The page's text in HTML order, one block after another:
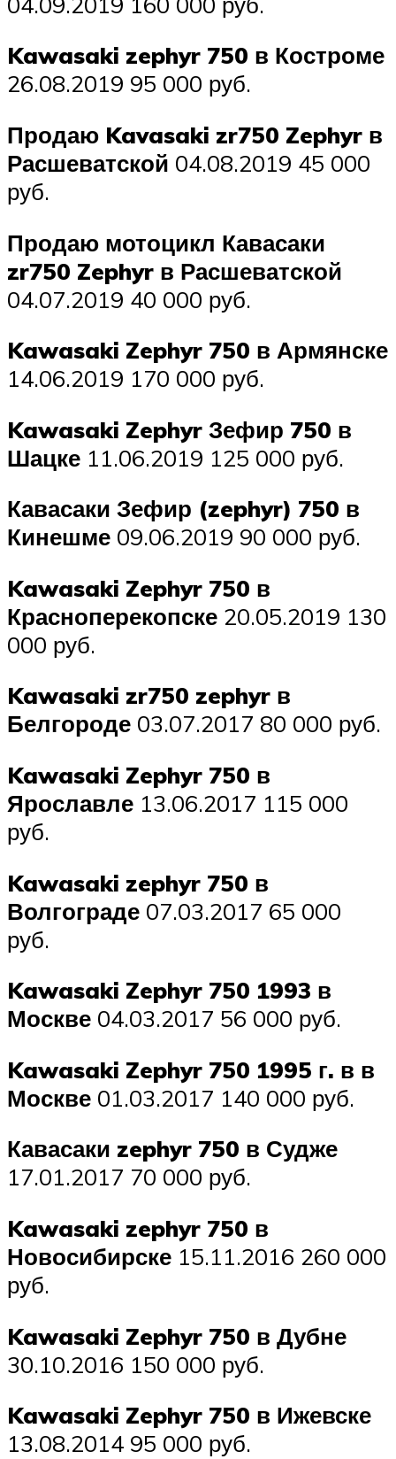
Kawasaki zephyr 750 в Костроме
26.08.2019 95 000 руб.
Продаю Kavasaki zr750 Zephyr в
Расшеватской 04.08.2019 45 000
руб.
Продаю мотоцикл Кавасаки
zr750 Zephyr в Расшеватской
04.07.2019 40 000 руб.
Kawasaki Zephyr 750 в Армянске
14.06.2019 170 000 руб.
Kawasaki Zephyr Зефир 750 в
Шацке 11.06.2019 125 000 руб.
Кавасаки Зефир (zephyr) 750 в
Кинешме 09.06.2019 90 000 руб.
Kawasaki Zephyr 750 в
Красноперекопске 20.05.2019 130
000 руб.
Kawasaki zr750 zephyr в
Белгороде 03.07.2017 80 000 руб.
Kawasaki Zephyr 750 в
Ярославле 13.06.2017 115 000
руб.
Kawasaki zephyr 750 в
Волгограде 07.03.2017 65 000
руб.
Kawasaki Zephyr 750 1993 в
Москве 04.03.2017 56 000 руб.
Kawasaki Zephyr 750 1995 г. в в
Москве 01.03.2017 140 000 руб.
Кавасаки zephyr 750 в Судже
17.01.2017 70 000 руб.
Kawasaki zephyr 750 в
Новосибирске 15.11.2016 260 000
руб.
Kawasaki Zephyr 750 в Дубне
30.10.2016 150 000 руб.
Kawasaki Zephyr 750 в Ижевске
13.08.2014 95 000 руб.